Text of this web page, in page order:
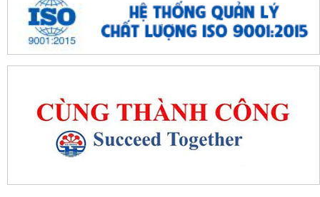
UBND đặc khu Cát Hải đánh giá kết quả phát triển kinh tế - xã hội tháng
7, triển khai nhiệm vụ...
Đặc khu Cát Hải đẩy mạnh chuyển đổi số, thúc đẩy thanh toán không
Đặc khu Cát Hải đẩy mạnh thực hiện Nghị quyết số 68-NQ/TW về phát
triển kinh tế tư nhân
Sinh hoạt chuyên đề gắn với học tập và làm theo Bác, nâng cao chất